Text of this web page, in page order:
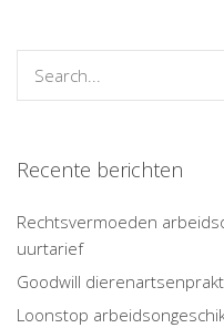
Recente berichten
Rechtsvermoeden
uurtarief
Goodwill
Loonstop